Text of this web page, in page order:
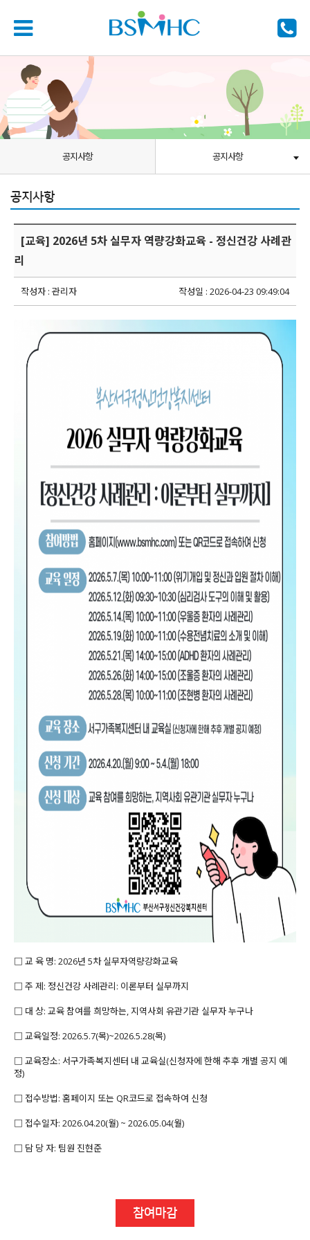
공지사항 공지사항
공지사항
[교육] 2026년 5차 실무자 역량강화교육 - 정신건강 사례관
리
작성자 : 관리자 작성일 : 2026-04-23 09:49:04
□ 교 육 명: 2026년 5차 실무자역량강화교육
□ 주 제: 정신건강 사례관리: 이론부터 실무까지
□ 대 상: 교육 참여를 희망하는, 지역사회 유관기관 실무자 누구나
□ 교육일정: 2026.5.7(목)~2026.5.28(목)
□ 교육장소: 서구가족복지센터 내 교육실(신청자에 한해 추후 개별 공지 예
정)
□ 접수방법: 홈페이지 또는 QR코드로 접속하여 신청
□ 접수일자: 2026.04.20(월) ~ 2026.05.04(월)
□ 담 당 자: 팀원 진현준
참여마감